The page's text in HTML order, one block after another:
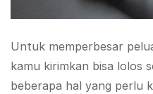
Untuk memperbesar
kamu kirimkan bisa lolos
beberapa hal yang perlu